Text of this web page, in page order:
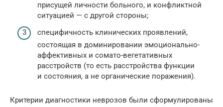
присущей личности больного, и конфликтной
ситуацией — с другой стороны;
специфичность клинических проявлений,
состоящая в доминировании эмоционально-
аффективных и сомато-вегетативных
расстройств (то есть расстройства функции
и состояния, а не органические поражения).
Критерии диагностики неврозов были сформулированы